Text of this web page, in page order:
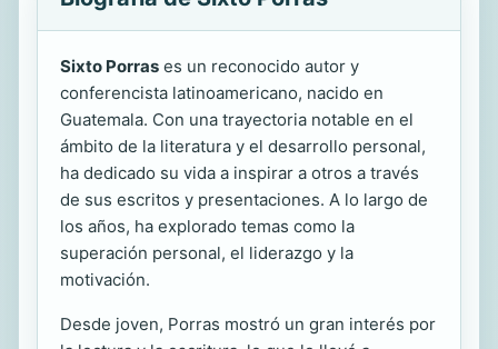
Sixto Porras es un reconocido autor y
conferencista latinoamericano, nacido en
Guatemala. Con una trayectoria notable en el
ámbito de la literatura y el desarrollo personal,
ha dedicado su vida a inspirar a otros a través
de sus escritos y presentaciones. A lo largo de
los años, ha explorado temas como la
superación personal, el liderazgo y la
motivación.
Desde joven, Porras mostró un gran interés por